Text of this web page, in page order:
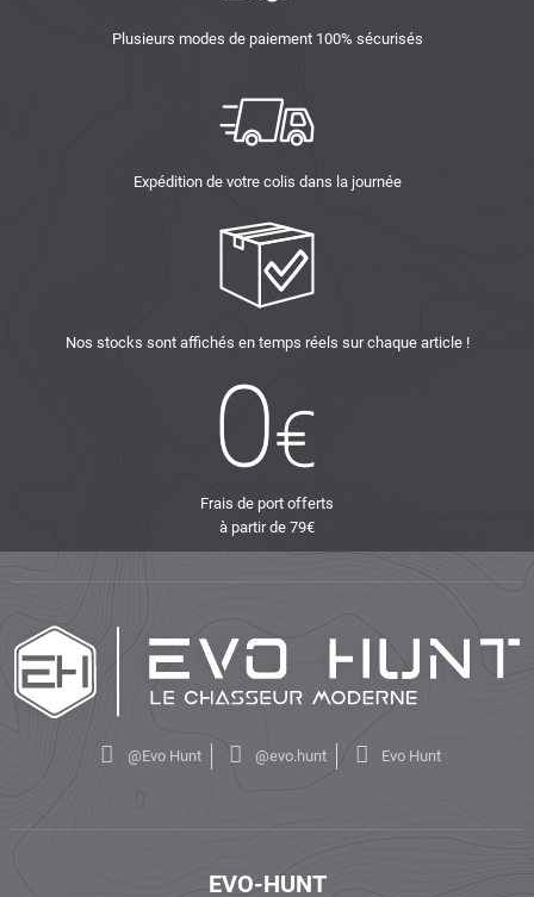
Plusieurs modes de paiement 100% sécurisés
Expédition de votre colis dans la journée
Nos stocks sont affichés en temps réels sur chaque article !
Frais de port offerts
à partir de 79€
@Evo Hunt @evo.hunt Evo Hunt
EVO-HUNT